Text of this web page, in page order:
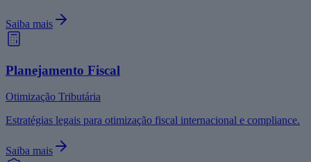
Saiba mais
Planejamento Fiscal
Otimização Tributária
Estratégias legais para otimização fiscal internacional e compliance.
Saiba mais